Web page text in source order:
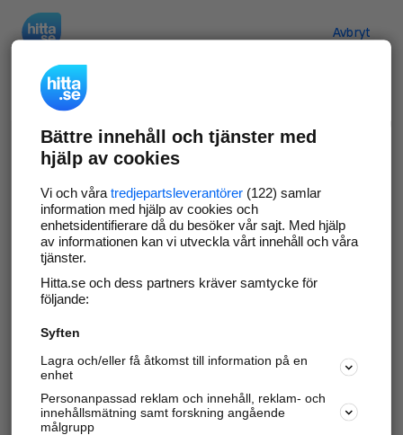
Avbryt
Verifiera ditt företag
Gör som 69 545företag
företagssida på hitta.se och syns bättre mot
kunder i ditt närområde. Helt kostnadsfritt.
Uppdatera din företagsinformation
Svara på och hantera dina omdömen
Har du redan verifierat ditt företag? Logga in
Bättre innehåll och tjänster med
hjälp av cookies
Vi och våra tredjepartsleverantörer(122) samlar
information med hjälp av cookies och
enhetsidentifierare då du besöker vår sajt. Med hjälp
av informationen kan vi utveckla vårt innehåll och våra
tjänster.
Hitta.se och dess partners kräver samtycke för
följande:
Syften
Lagra och/eller få åtkomst till information på en
enhet
Personanpassad reklam och innehåll, reklam- och
innehållsmätning samt forskning angående
målgrupp